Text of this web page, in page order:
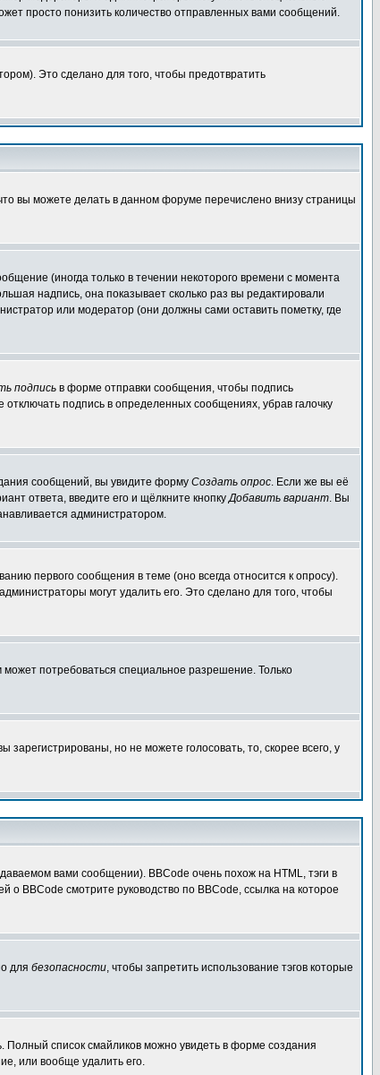
просто понизить количество отправленных вами сообщений.
Это сделано для того, чтобы предотвратить
вы можете делать в данном форуме перечислено внизу страницы
(иногда только в течении некоторого времени с момента
надпись, она показывает сколько раз вы редактировали
или модератор (они должны сами оставить пометку, где
подпись в форме отправки сообщения, чтобы подпись
подпись в определенных сообщениях, убрав галочку
сообщений, вы увидите форму Создать опрос. Если же вы её
ответа, введите его и щёлкните кнопкуДобавить вариант. Вы
администратором.
первого сообщения в теме (оно всегда относится к опросу).
могут удалить его. Это сделано для того, чтобы
потребоваться специальное разрешение. Только
но не можете голосовать, то, скорее всего, у
вами сообщении). BBCode очень похож на HTML, тэги в
BBCode смотрите руководство по BBCode, ссылка на которое
для безопасности, чтобы запретить использование тэгов которые
Полный список смайликов можно увидеть в форме создания
или вообще удалить его.